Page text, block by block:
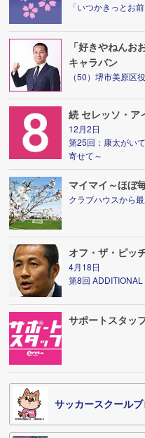
「いつかきっとお
「好きやねんお
キャラバン
（50）堺市美原区
続 セレッソ・ア
12月2日
第25回：康太がい
寄せて～
マイマイ～ほぼ
クラブハウスから
オフ・ザ・ピッ
4月18日
第8回
サポートスタッ
サッカースクール